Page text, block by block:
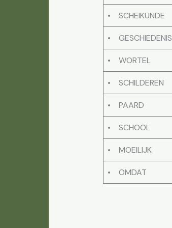
• SCHEIKUNDE
• GESCHIEDENIS
• WORTEL
• SCHILDEREN
• PAARD
• SCHOOL
• MOEILIJK
• OMDAT